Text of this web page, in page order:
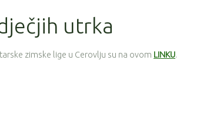
utrka
zimske lige u Cerovlju su na ovom LINKU.